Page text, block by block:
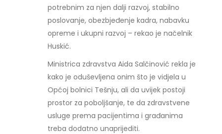
potrebnim za njen dalji razvoj, stabilno
poslovanje, obezbjeđenje kadra, nabavku
opreme i ukupni razvoj – rekao je načelnik
Huskić.
Ministrica zdravstva Aida Salčinović rekla je
kako je oduševljena onim što je vidjela u
Općoj bolnici Tešnju, ali da uvijek postoji
prostor za poboljšanje, te da zdravstvene
usluge prema pacijentima i građanima
treba dodatno unaprijediti.